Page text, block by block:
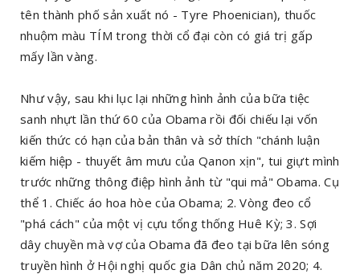
tên thành phố sản xuất nó - Tyre Phoenician), thuốc
nhuộm màu TÍM trong thời cổ đại còn có giá trị gấp
mấy lần vàng.
Như vậy, sau khi lục lại những hình ảnh của bữa tiệc
sanh nhựt lần thứ 60 của Obama rồi đối chiếu lại vốn
kiến thức có hạn của bản thân và sở thích "chánh luận
kiếm hiệp - thuyết âm mưu của Qanon xịn", tui giựt mình
trước những thông điệp hình ảnh từ "qui mả" Obama. Cụ
thể 1. Chiếc áo hoa hòe của Obama; 2. Vòng đeo cổ
"phá cách" của một vị cựu tổng thống Huê Kỳ; 3. Sợi
dây chuyền mà vợ của Obama đã đeo tại bữa lên sóng
truyền hình ở Hội nghị quốc gia Dân chủ năm 2020; 4.